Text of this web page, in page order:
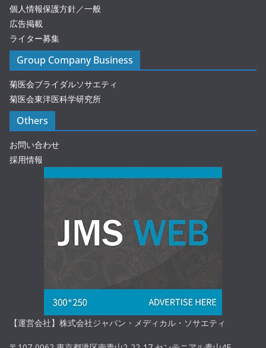
個人情報保護方針／一般
広告掲載
ライター募集
Group Company Business
菊医会ブライダルソサエティ
菊医会東洋医科学研究所
Others
お問い合わせ
採用情報
【運営会社】株式会社ジャパン・メディカル・ソサエティ